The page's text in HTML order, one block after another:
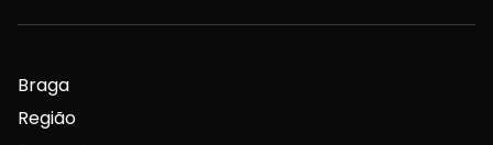
Braga
Região